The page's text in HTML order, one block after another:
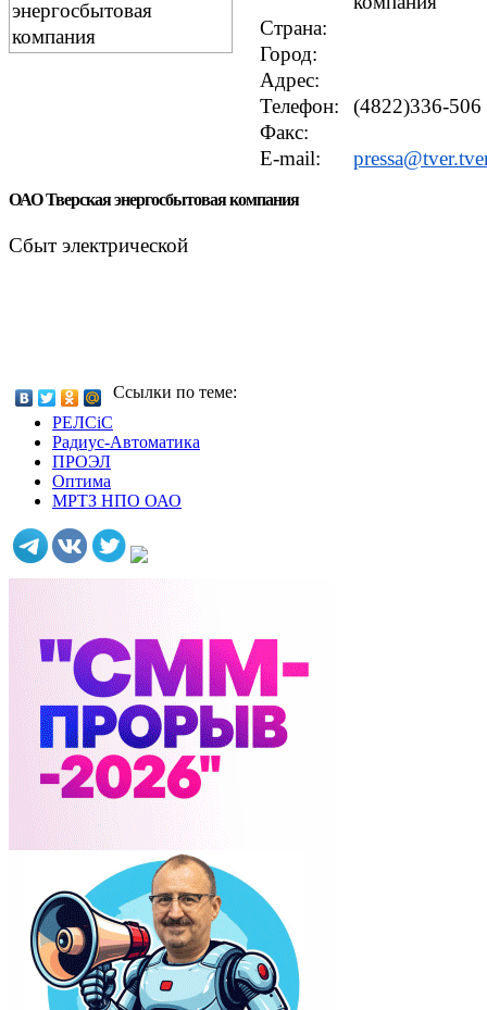
Страна:
Город:
Адрес:
Телефон:
(4822)336-506
Факс:
E-mail:
ОАО Тверская энергосбытовая компания
Сбыт электрической
Ссылки по теме:
РЕЛСiС
Радиус-Автоматика
ПРОЭЛ
Оптима
МРТЗ НПО ОАО